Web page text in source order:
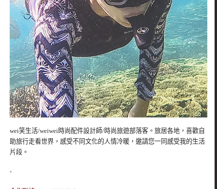
wei笑生活/weiwei時尚配件設計師/時尚旅遊部落客。旅居各地，喜歡自
助旅行走看世界，感受不同文化的人情冷暖，邀請您一同感受我的生活
片段。
-